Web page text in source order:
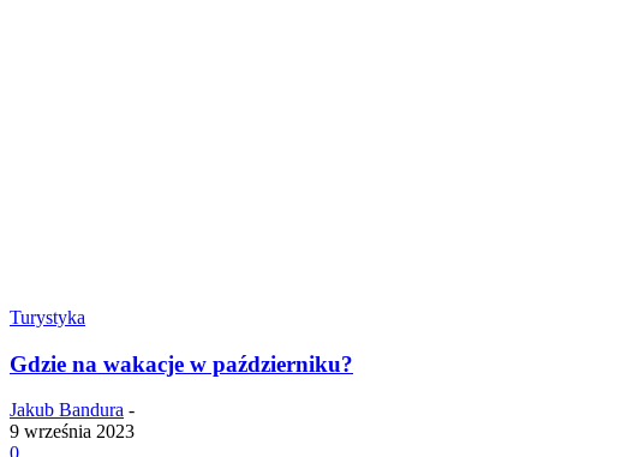
Turystyka
Gdzie na wakacje w październiku?
Jakub Bandura -
9 września 2023